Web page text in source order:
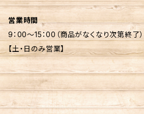
営業時間
9：00〜15：00（商品がなくなり次第終了）
【土・日のみ営業】